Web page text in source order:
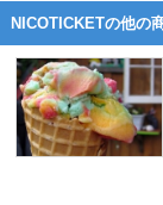
NICOTICKETの他の